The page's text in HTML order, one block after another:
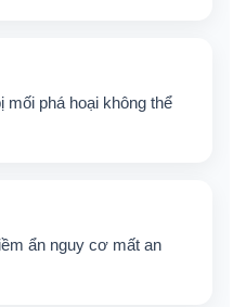
mối phá hoại không thể
ẩn nguy cơ mất an